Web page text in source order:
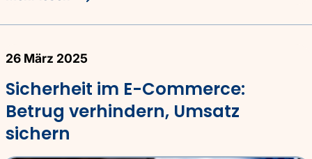
26 März 2025
Sicherheit im E-Commerce:
Betrug verhindern, Umsatz
sichern